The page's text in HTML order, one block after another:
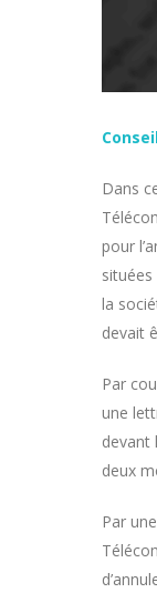
Dans
pour
la
devait
Par
une
devant
deux
Par